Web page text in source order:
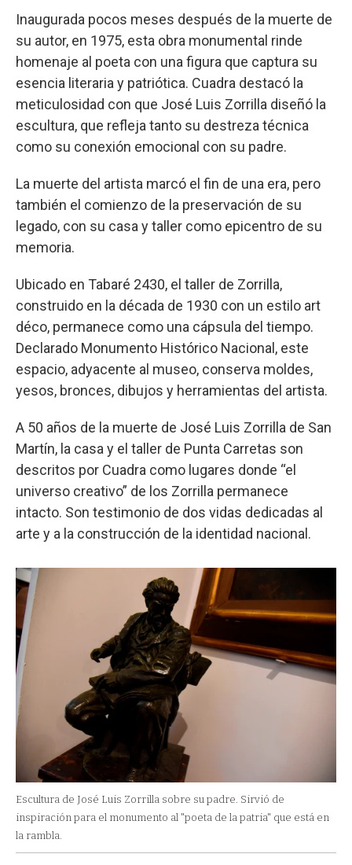
Inaugurada pocos meses después de la muerte de
su autor, en 1975, esta obra monumental rinde
homenaje al poeta con una figura que captura su
esencia literaria y patriótica. Cuadra destacó la
meticulosidad con que José Luis Zorrilla diseñó la
escultura, que refleja tanto su destreza técnica
como su conexión emocional con su padre.
La muerte del artista marcó el fin de una era, pero
también el comienzo de la preservación de su
legado, con su casa y taller como epicentro de su
memoria.
Ubicado en Tabaré 2430, el taller de Zorrilla,
construido en la década de 1930 con un estilo art
déco, permanece como una cápsula del tiempo.
Declarado Monumento Histórico Nacional, este
espacio, adyacente al museo, conserva moldes,
yesos, bronces, dibujos y herramientas del artista.
A 50 años de la muerte de José Luis Zorrilla de San
Martín, la casa y el taller de Punta Carretas son
descritos por Cuadra como lugares donde “el
universo creativo” de los Zorrilla permanece
intacto. Son testimonio de dos vidas dedicadas al
arte y a la construcción de la identidad nacional.
Escultura de José Luis Zorrilla sobre su padre. Sirvió de
inspiración para el monumento al "poeta de la patria" que está en
la rambla.